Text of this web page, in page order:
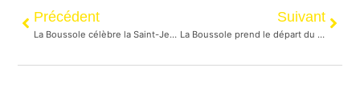
Précédent
La Boussole célèbre la Saint-Jean-Baptiste pour la 10e année consécutive
Suivant
La Boussole prend le départ du Under Armour Eastside 10K 2026 !